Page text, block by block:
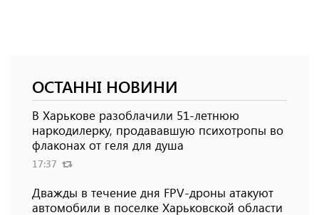
ОСТАННІ НОВИНИ
В Харькове разоблачили 51-летнюю
наркодилерку, продававшую психотропы во
флаконах от геля для душа
17:37
Дважды в течение дня FPV-дроны атакуют
автомобили в поселке Харьковской области